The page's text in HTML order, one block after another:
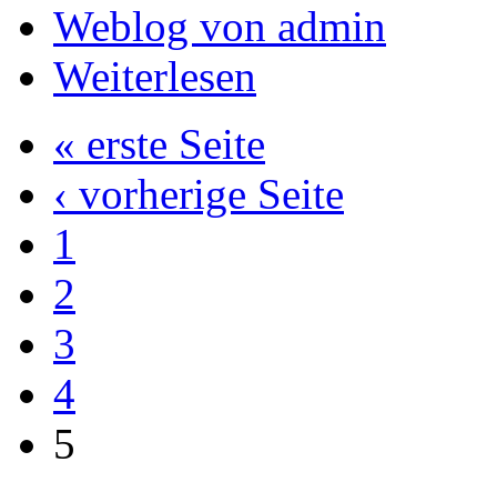
Weblog von admin
Weiterlesen
« erste Seite
‹ vorherige Seite
1
2
3
4
5